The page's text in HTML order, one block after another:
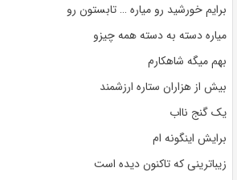
برایم خورشید رو میاره … تابستون رو
میاره دسته به دسته همه چیزو
بهم میگه شاهکارم
بیش از هزاران ستاره ارزشمند
یک گنج نااب
برايش اینگونه ام
زیباترینی که تاکنون دیده است